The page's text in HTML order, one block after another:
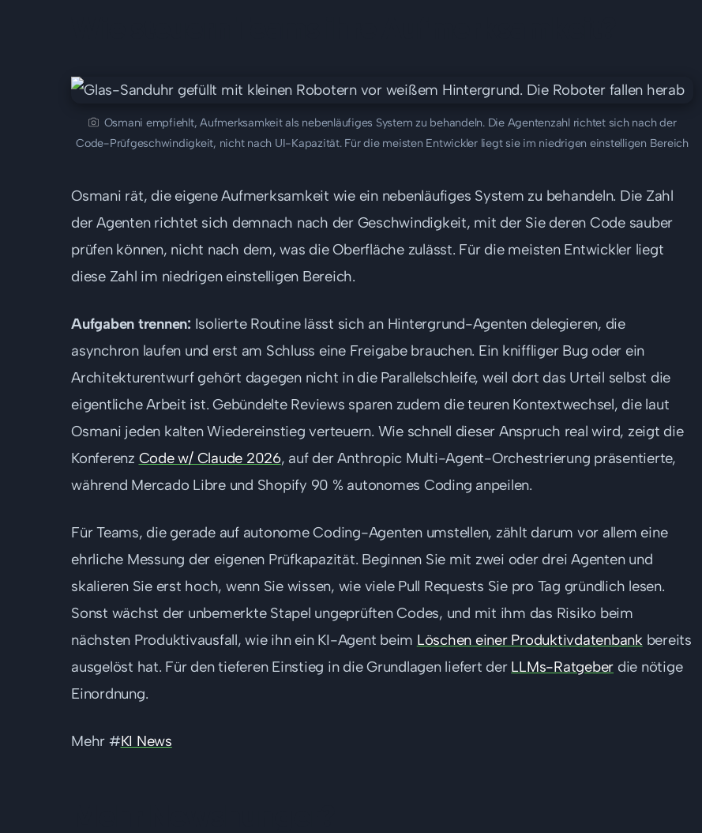
Osmani empfiehlt, Aufmerksamkeit als nebenläufiges System zu behandeln. Die Agentenzahl richtet sich nach der
Code-Prüfgeschwindigkeit, nicht nach UI-Kapazität. Für die meisten Entwickler liegt sie im niedrigen einstelligen Bereich
Osmani rät, die eigene Aufmerksamkeit wie ein nebenläufiges System zu behandeln. Die Zahl
der Agenten richtet sich demnach nach der Geschwindigkeit, mit der Sie deren Code sauber
prüfen können, nicht nach dem, was die Oberfläche zulässt. Für die meisten Entwickler liegt
diese Zahl im niedrigen einstelligen Bereich.
Aufgaben trennen: Isolierte Routine lässt sich an Hintergrund-Agenten delegieren, die
asynchron laufen und erst am Schluss eine Freigabe brauchen. Ein kniffliger Bug oder ein
Architekturentwurf gehört dagegen nicht in die Parallelschleife, weil dort das Urteil selbst die
eigentliche Arbeit ist. Gebündelte Reviews sparen zudem die teuren Kontextwechsel, die laut
Osmani jeden kalten Wiedereinstieg verteuern. Wie schnell dieser Anspruch real wird, zeigt die
Konferenz Code w/ Claude 2026, auf der Anthropic Multi-Agent-Orchestrierung präsentierte,
während Mercado Libre und Shopify 90 % autonomes Coding anpeilen.
Für Teams, die gerade auf autonome Coding-Agenten umstellen, zählt darum vor allem eine
ehrliche Messung der eigenen Prüfkapazität. Beginnen Sie mit zwei oder drei Agenten und
skalieren Sie erst hoch, wenn Sie wissen, wie viele Pull Requests Sie pro Tag gründlich lesen.
Sonst wächst der unbemerkte Stapel ungeprüften Codes, und mit ihm das Risiko beim
nächsten Produktivausfall, wie ihn ein KI-Agent beim Löschen einer Produktivdatenbank bereits
ausgelöst hat. Für den tieferen Einstieg in die Grundlagen liefert der LLMs-Ratgeber die nötige
Einordnung.
Mehr #KI News